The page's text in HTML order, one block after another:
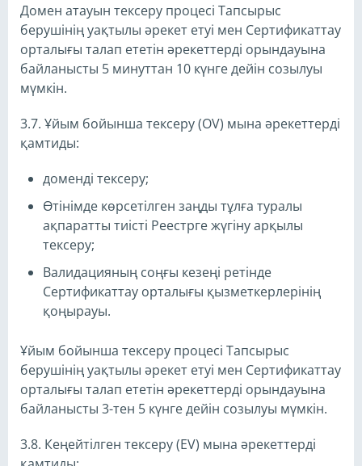
Домен атауын тексеру процесі Тапсырыс
берушінің уақтылы әрекет етуі мен Сертификаттау
орталығы талап ететін әрекеттерді орындауына
байланысты 5 минуттан 10 күнге дейін созылуы
мүмкін.
3.7. Ұйым бойынша тексеру (OV) мына әрекеттерді
қамтиды:
доменді тексеру;
Өтінімде көрсетілген заңды тұлға туралы
ақпаратты тиісті Реестрге жүгіну арқылы
тексеру;
Валидацияның соңғы кезеңі ретінде
Сертификаттау орталығы қызметкерлерінің
қоңырауы.
Ұйым бойынша тексеру процесі Тапсырыс
берушінің уақтылы әрекет етуі мен Сертификаттау
орталығы талап ететін әрекеттерді орындауына
байланысты 3-тен 5 күнге дейін созылуы мүмкін.
3.8. Кеңейтілген тексеру (EV) мына әрекеттерді